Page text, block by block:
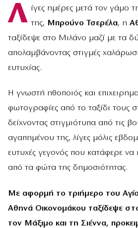
Λ ίγες ημέρες μετά τον γάμο
της, Μπρούνο Τσερέλα, η
ταξίδεψε στο Μιλάνο μαζί με τα
απολαμβάνοντας στιγμές
ευτυχίας.
Η γνωστή ηθοποιός και
φωτογραφίες από το ταξίδι τους
δείχνοντας στιγμιότυπα από τις
αγαπημένου της, λίγες μόλις
ευτυχές γεγονός που κατάφερε να
από τα φώτα της δημοσιότητας.
Με αφορμή το τριήμερο του
Αθηνά Οικονομάκου ταξίδεψε
τον Μάξιμο και τη Σιέννα,